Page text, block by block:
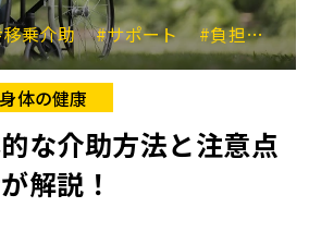
移乗介助 #サポート #負担軽減
身体の健康
な介助方法と注意点
解説！